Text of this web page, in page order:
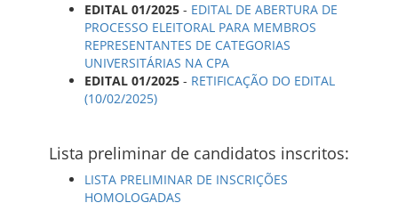
EDITAL 01/2025 - EDITAL DE ABERTURA DE
PROCESSO ELEITORAL PARA MEMBROS
REPRESENTANTES DE CATEGORIAS
UNIVERSITÁRIAS NA CPA
EDITAL 01/2025 - RETIFICAÇÃO DO EDITAL
(10/02/2025)
Lista preliminar de candidatos inscritos:
LISTA PRELIMINAR DE INSCRIÇÕES
HOMOLOGADAS